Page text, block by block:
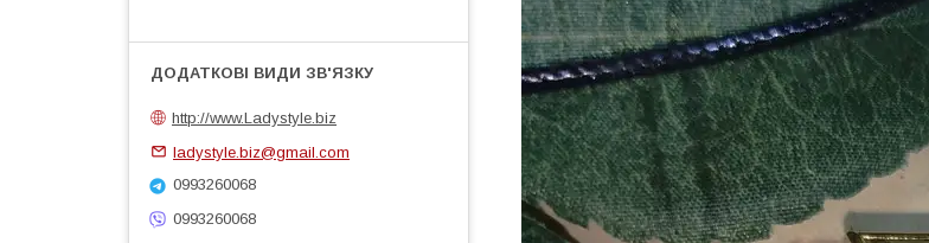
http://www.Ladystyle.biz
ladystyle.biz@gmail.com
0993260068
0993260068